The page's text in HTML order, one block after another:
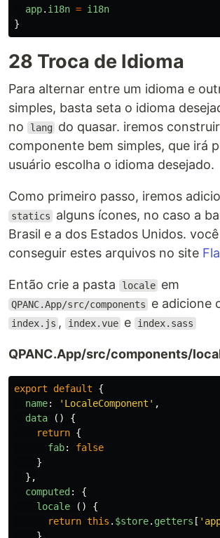
app. i18n = i18n
}
28 Troca de Idioma
Para alternar entre um idioma e
simples, basta seta o idioma
no
lang
do quasar. iremos
componente bem simples, que irá
usuário escolha o idioma desejado.
Como primeiro passo, iremos
statics
alguns ícones, no caso a
Brasil e a dos Estados Unidos.
conseguir estes arquivos no site
Então crie a pasta locale em
QPANC.App/src/components e adicione
index.js , index.vue e index.sass
QPANC.App/src/components/
export default
{
name: ' LocaleComponent ' ,
data
()
{
return {
fab:
false
}
},
computed :
{
locale
()
{
return this . $store. getters [ '